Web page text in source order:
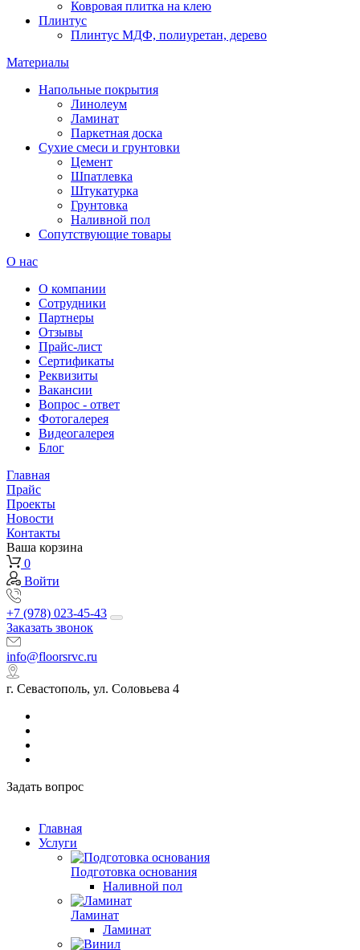
Ковровая плитка на клею
Плинтус
Плинтус МДФ, полиуретан, дерево
Материалы
Напольные покрытия
Линолеум
Ламинат
Паркетная доска
Сухие смеси и грунтовки
Цемент
Шпатлевка
Штукатурка
Грунтовка
Наливной пол
Сопутствующие товары
О нас
О компании
Сотрудники
Партнеры
Отзывы
Прайс-лист
Сертификаты
Реквизиты
Вакансии
Вопрос - ответ
Фотогалерея
Видеогалерея
Блог
Главная
Прайс
Проекты
Новости
Контакты
Ваша корзина
0
Войти
+7 (978) 023-45-43
Заказать звонок
info@floorsrvc.ru
г. Севастополь, ул. Соловьева 4
Задать вопрос
Главная
Услуги
Подготовка основания
Наливной пол
Ламинат
Ламинат